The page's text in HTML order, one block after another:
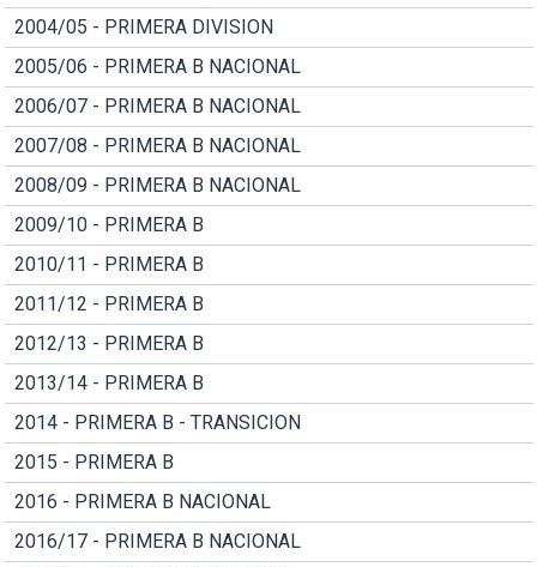
2004/05 - PRIMERA DIVISION
2005/06 - PRIMERA B NACIONAL
2006/07 - PRIMERA B NACIONAL
2007/08 - PRIMERA B NACIONAL
2008/09 - PRIMERA B NACIONAL
2009/10 - PRIMERA B
2010/11 - PRIMERA B
2011/12 - PRIMERA B
2012/13 - PRIMERA B
2013/14 - PRIMERA B
2014 - PRIMERA B - TRANSICION
2015 - PRIMERA B
2016 - PRIMERA B NACIONAL
2016/17 - PRIMERA B NACIONAL